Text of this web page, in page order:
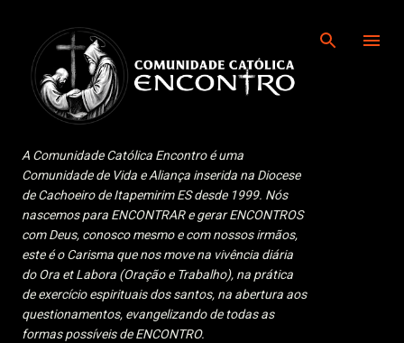
A Comunidade Católica Encontro é uma
Comunidade de Vida e Aliança inserida na Diocese
de Cachoeiro de Itapemirim ES desde 1999. Nós
nascemos para ENCONTRAR e gerar ENCONTROS
com Deus, conosco mesmo e com nossos irmãos,
este é o Carisma que nos move na vivência diária
do Ora et Labora (Oração e Trabalho), na prática
de exercício espirituais dos santos, na abertura aos
questionamentos, evangelizando de todas as
formas possíveis de ENCONTRO.